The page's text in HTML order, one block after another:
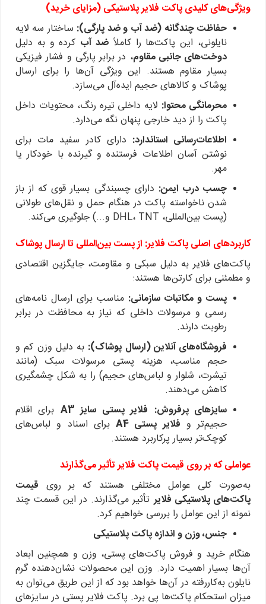
ویژگی‌های کلیدی پاکت فلایر پلاستیکی (مزایای خرید)
حفاظت چندگانه (ضد آب و ضد پارگی): ساختار سه لایه
نایلونی، این پاکت‌ها را کاملاً ضد آب کرده و به دلیل
دوخت‌های جانبی مقاوم، در برابر پارگی و فشار فیزیکی
بسیار مقاوم هستند. این ویژگی آن‌ها را برای ارسال
پوشاک و کالاهای حجیم ایده‌آل می‌سازد.
محرمانگی محتوا: لایه داخلی تیره رنگ، محتویات داخل
پاکت را از دید خارجی پنهان نگه می‌دارد.
اطلاعات‌رسانی استاندارد: دارای کادر سفید مات برای
نوشتن آسان اطلاعات فرستنده و گیرنده با خودکار یا
مهر.
چسب درب ایمن: دارای چسبندگی بسیار قوی که از باز
شدن ناخواسته پاکت در هنگام حمل و نقل‌های طولانی
(پست بین‌المللی، DHL، TNT و...) جلوگیری می‌کند.
کاربردهای اصلی پاکت فلایر: از پست بین‌المللی تا ارسال پوشاک
پاکت‌های فلایر به دلیل سبکی و مقاومت، جایگزین اقتصادی
و مطمئنی برای کارتن‌ها هستند:
پست و مکاتبات سازمانی: مناسب برای ارسال نامه‌های
رسمی و مرسولات داخلی که نیاز به محافظت در برابر
رطوبت دارند.
فروشگاه‌های آنلاین (ارسال پوشاک): به دلیل وزن کم و
حجم مناسب، هزینه پستی مرسولات سبک (مانند
تیشرت، شلوار و لباس‌های حجیم) را به شکل چشمگیری
کاهش می‌دهند.
سایزهای پرفروش: فلایر پستی سایز A3
برای اقلام
حجیم‌تر و فلایر پستی A4
برای اسناد و لباس‌های
کوچک‌تر بسیار پرکاربرد هستند.
عواملی که بر روی قیمت پاکت فلایر تأثیر می‌گذارند
به‌صورت کلی عوامل مختلفی هستند که بر روی قیمت
پاکت‌های پلاستیکی فلایرتأثیر می‌گذارند. در این قسمت چند
نمونه از این عوامل را بررسی خواهیم کرد.
جنس، وزن و اندازه پاکت پلاستیکی
هنگام خرید و فروش پاکت‌های پستی، وزن و همچنین ابعاد
آن‌ها بسیار اهمیت دارد. وزن این محصولات نشان‌دهنده گرم
نایلون به‌کاررفته در آن‌ها خواهد بود که از این طریق می‌توان به
میزان استحکام پاکت‌ها پی برد. پاکت فلایر پستی در سایزهای